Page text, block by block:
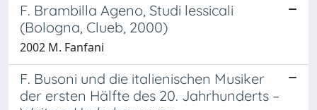
F. Brambilla Ageno, Studi lessicali
(Bologna, Clueb, 2000)
2002 M. Fanfani
F. Busoni und die italienischen Musiker
der ersten Hälfte des 20. Jahrhunderts –